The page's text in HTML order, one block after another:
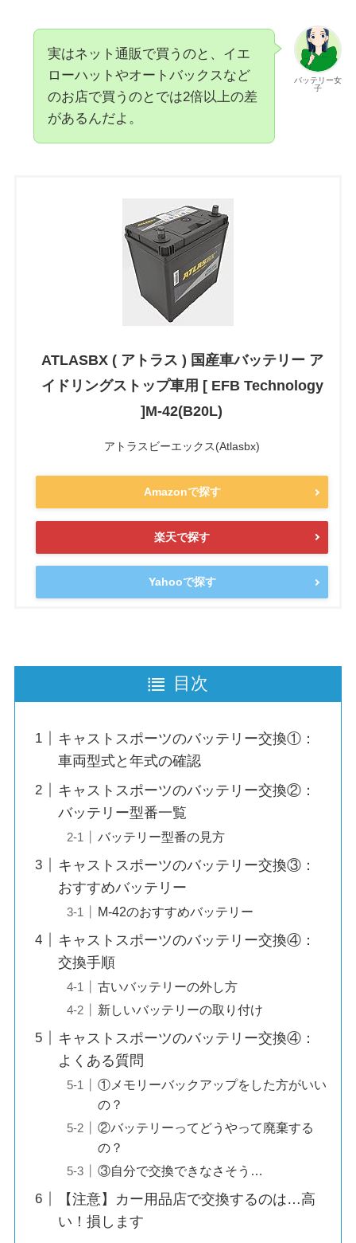
バッテリー女
子
実はネット通販で買うのと、イエ
ローハットやオートバックスなど
のお店で買うのとでは2倍以上の差
があるんだよ。
ATLASBX ( アトラス ) 国産車バッテリー ア
イドリングストップ車用 [ EFB Technology
]M-42(B20L)
アトラスビーエックス(Atlasbx)
Amazonで探す
楽天で探す
Yahooで探す
目次
キャストスポーツのバッテリー交換①：
車両型式と年式の確認
キャストスポーツのバッテリー交換②：
バッテリー型番一覧
バッテリー型番の見方
キャストスポーツのバッテリー交換③：
おすすめバッテリー
M-42のおすすめバッテリー
キャストスポーツのバッテリー交換④：
交換手順
古いバッテリーの外し方
新しいバッテリーの取り付け
キャストスポーツのバッテリー交換④：
よくある質問
①メモリーバックアップをした方がいい
の？
②バッテリーってどうやって廃棄する
の？
③自分で交換できなさそう…
【注意】カー用品店で交換するのは…高
い！損します